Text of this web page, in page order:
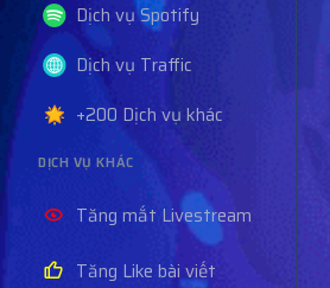
Dịch vụ Spotify
Dịch vụ Traffic
+200 Dịch vụ khác
DỊCH VỤ KHÁC
Tăng mắt Livestream
Tăng Like bài viết